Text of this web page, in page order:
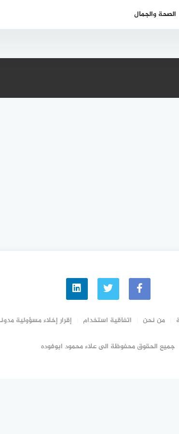
الصحة والجمال
من نحن اتفاقية استخدام إقرار إخلاء مسؤولية
جميع الحقوق محفوظة الى علاء محمود ابوفوده